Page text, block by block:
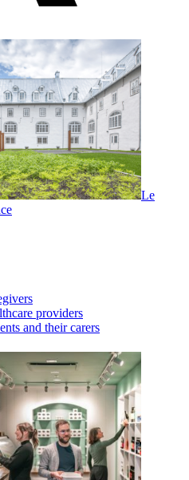
Le
providers
and their carers